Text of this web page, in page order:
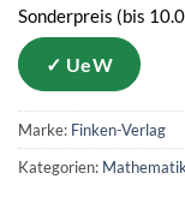
Sonderpreis (bis
Kategorien:
Marke: Finken-Verlag